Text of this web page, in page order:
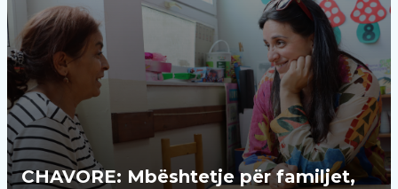
CHAVORE: Mbështetje për familjet,